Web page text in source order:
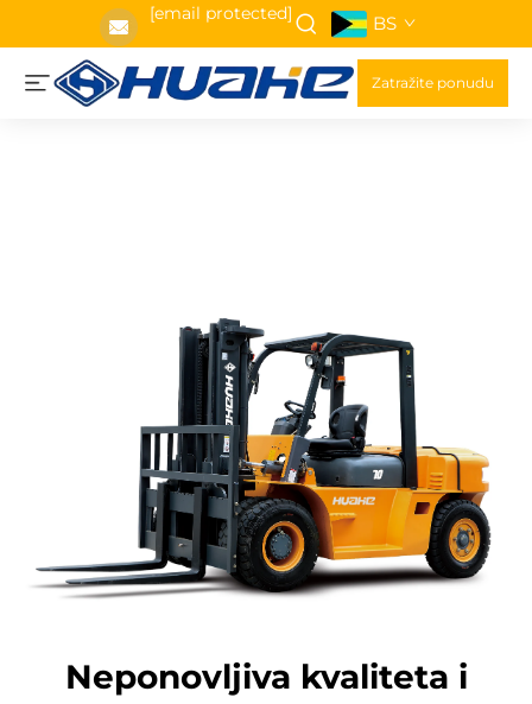
[email protected] BS
Zatražite ponudu
Neponovljiva kvaliteta i